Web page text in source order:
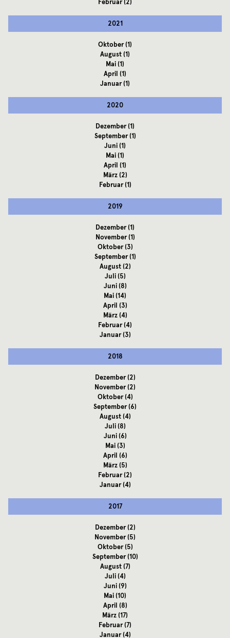
Februar(2)
2021
Oktober(1)
August(1)
Mai(1)
April (1)
Januar(1)
2020
Dezember(1)
September(1)
Juni(1)
Mai(1)
April (1)
März(2)
Februar(1)
2019
Dezember(1)
November(1)
Oktober(3)
September(1)
August(2)
Juli(5)
Juni(8)
Mai(14)
April (3)
März(4)
Februar(4)
Januar(3)
2018
Dezember(2)
November(2)
Oktober(4)
September(6)
August(4)
Juli(8)
Juni(6)
Mai(3)
April (6)
März(5)
Februar(2)
Januar(4)
2017
Dezember(2)
November(5)
Oktober(5)
September(10)
August(7)
Juli(4)
Juni(9)
Mai(10)
April (8)
März(17)
Februar(7)
Januar(4)